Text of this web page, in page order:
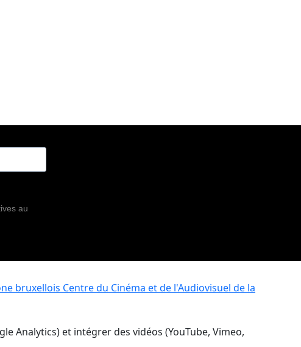
au
bruxellois Centre du Cinéma et de l'Audiovisuel de la
Analytics) et intégrer des vidéos (YouTube, Vimeo,